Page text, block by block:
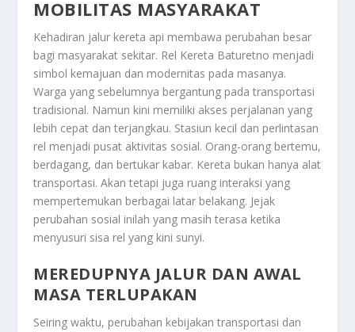
MOBILITAS MASYARAKAT
Kehadiran jalur kereta api membawa perubahan besar
bagi masyarakat sekitar. Rel Kereta Baturetno menjadi
simbol kemajuan dan modernitas pada masanya.
Warga yang sebelumnya bergantung pada transportasi
tradisional. Namun kini memiliki akses perjalanan yang
lebih cepat dan terjangkau. Stasiun kecil dan perlintasan
rel menjadi pusat aktivitas sosial. Orang-orang bertemu,
berdagang, dan bertukar kabar. Kereta bukan hanya alat
transportasi. Akan tetapi juga ruang interaksi yang
mempertemukan berbagai latar belakang. Jejak
perubahan sosial inilah yang masih terasa ketika
menyusuri sisa rel yang kini sunyi.
MEREDUPNYA JALUR DAN AWAL
MASA TERLUPAKAN
Seiring waktu, perubahan kebijakan transportasi dan